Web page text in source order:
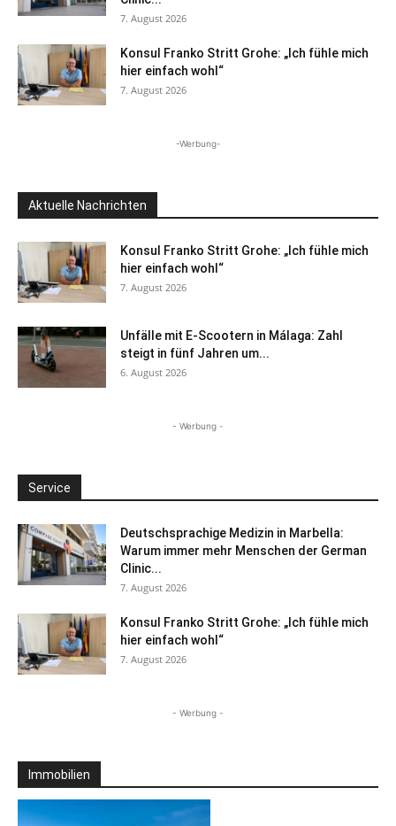
7. August 2026
Konsul Franko Stritt Grohe: „Ich fühle mich
hier einfach wohl“
7. August 2026
-Werbung-
Aktuelle Nachrichten
Konsul Franko Stritt Grohe: „Ich fühle mich
hier einfach wohl“
7. August 2026
Unfälle mit E-Scootern in Málaga: Zahl
steigt in fünf Jahren um...
6. August 2026
- Werbung -
Service
Deutschsprachige Medizin in Marbella:
Warum immer mehr Menschen der German
Clinic...
7. August 2026
Konsul Franko Stritt Grohe: „Ich fühle mich
hier einfach wohl“
7. August 2026
- Werbung -
Immobilien